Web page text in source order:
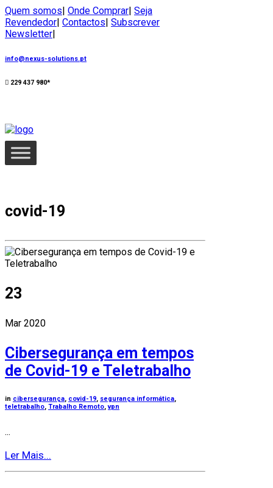
Quem somos| Onde Comprar| Seja
Revendedor| Contactos| Subscrever
Newsletter|
info@nexus-solutions.pt
229 437 980*
covid-19
23
Mar 2020
Cibersegurança em tempos
de Covid-19 e Teletrabalho
in cibersegurança, covid-19, segurança informática,
teletrabalho, Trabalho Remoto,vpn
...
Ler Mais...